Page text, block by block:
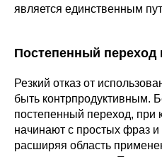
является единственным
Постепенный переход
Резкий отказ от
быть контрпродуктивным.
постепенный переход, при
начинают с простых фраз и
расширяя область